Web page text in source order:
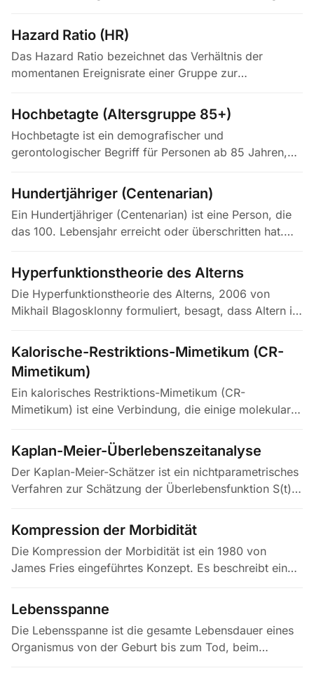
voller Gesundheit verbringst.…
Hazard Ratio (HR)
Das Hazard Ratio bezeichnet das Verhältnis der
momentanen Ereignisrate einer Gruppe zur
Follow-ups und wird aus einer…
Hochbetagte (Altersgruppe 85+)
Hochbetagte ist ein demografischer und
gerontologischer Begriff für Personen ab 85 Jahren,
in den meisten Hocheinkommensländern.…
Hundertjähriger (Centenarian)
Ein Hundertjähriger (Centenarian) ist eine Person, die
das 100. Lebensjahr erreicht oder überschritten hat.
der…
Hyperfunktionstheorie des Alterns
Die Hyperfunktionstheorie des Alterns, 2006 von
Mikhail Blagosklonny formuliert, besagt, dass Altern in
nährstoff- und…
Kalorische-Restriktions-Mimetikum (CR-
Mimetikum)
Ein kalorisches Restriktions-Mimetikum (CR-
Mimetikum) ist eine Verbindung, die einige molekulare
nachahmt, darunter…
Kaplan-Meier-Überlebenszeitanalyse
Der Kaplan-Meier-Schätzer ist ein nichtparametrisches
Verfahren zur Schätzung der Überlebensfunktion S(t),
zu überleben, aus…
Kompression der Morbidität
Die Kompression der Morbidität ist ein 1980 von
James Fries eingeführtes Konzept. Es beschreibt ein
und Behinderungen…
Lebensspanne
Die Lebensspanne ist die gesamte Lebensdauer eines
Organismus von der Geburt bis zum Tod, beim